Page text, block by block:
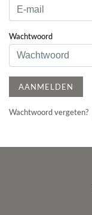
Wachtwoord
AANMELDEN
Wachtwoord vergeten?